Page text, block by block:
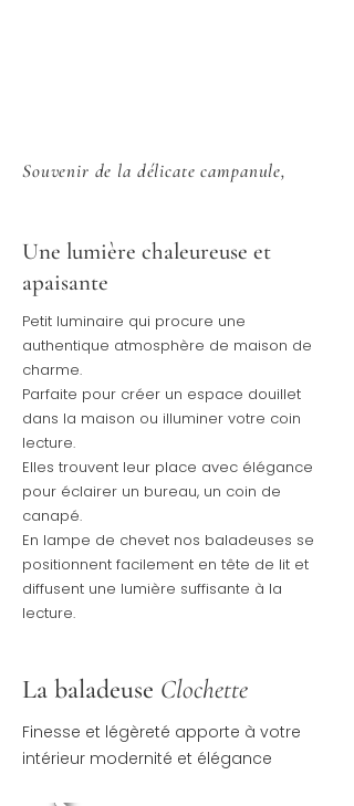
Souvenir de la délicate campanule,
Une lumière chaleureuse et
apaisante
Petit luminaire qui procure une
authentique atmosphère de maison de
charme.
Parfaite pour créer un espace douillet
dans la maison ou illuminer votre coin
lecture.
Elles trouvent leur place avec élégance
pour éclairer un bureau, un coin de
canapé.
En lampe de chevet nos baladeuses se
positionnent facilement en tête de lit et
diffusent une lumière suffisante à la
lecture.
La baladeuse Clochette
Finesse et légèreté apporte à votre
intérieur modernité et élégance